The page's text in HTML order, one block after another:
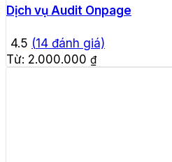
Dịch vụ Audit Onpage
4.5 (14 đánh giá)
Từ: 2.000.000 ₫